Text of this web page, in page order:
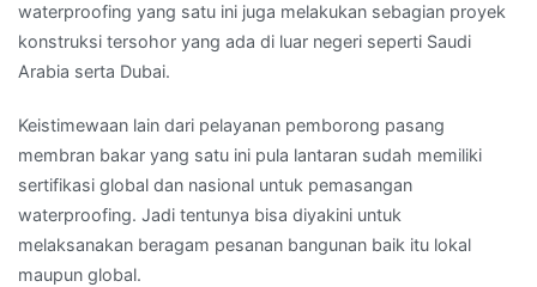
waterproofing yang satu ini juga melakukan sebagian proyek
konstruksi tersohor yang ada di luar negeri seperti Saudi
Arabia serta Dubai.
Keistimewaan lain dari pelayanan pemborong pasang
membran bakar yang satu ini pula lantaran sudah memiliki
sertifikasi global dan nasional untuk pemasangan
waterproofing. Jadi tentunya bisa diyakini untuk
melaksanakan beragam pesanan bangunan baik itu lokal
maupun global.